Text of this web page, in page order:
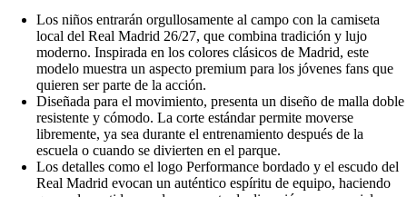
Los niños entrarán orgullosamente al campo con la camiseta
local del Real Madrid 26/27, que combina tradición y lujo
moderno. Inspirada en los colores clásicos de Madrid, este
modelo muestra un aspecto premium para los jóvenes fans que
quieren ser parte de la acción.
Diseñada para el movimiento, presenta un diseño de malla doble
resistente y cómodo. La corte estándar permite moverse
libremente, ya sea durante el entrenamiento después de la
escuela o cuando se divierten en el parque.
Los detalles como el logo Performance bordado y el escudo del
Real Madrid evocan un auténtico espíritu de equipo, haciendo